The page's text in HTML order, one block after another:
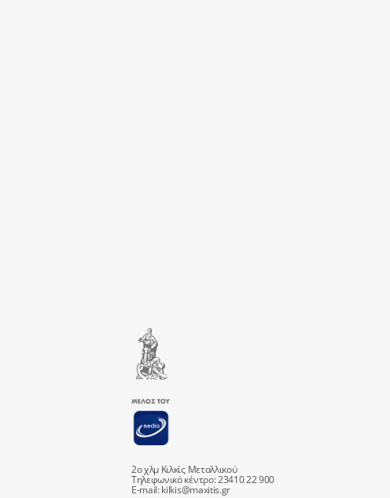
2ο χλμ Κιλκίς Μεταλλικού
Τηλεφωνικό κέντρο: 23410 22 900
E-mail:kilkis@maxitis.gr